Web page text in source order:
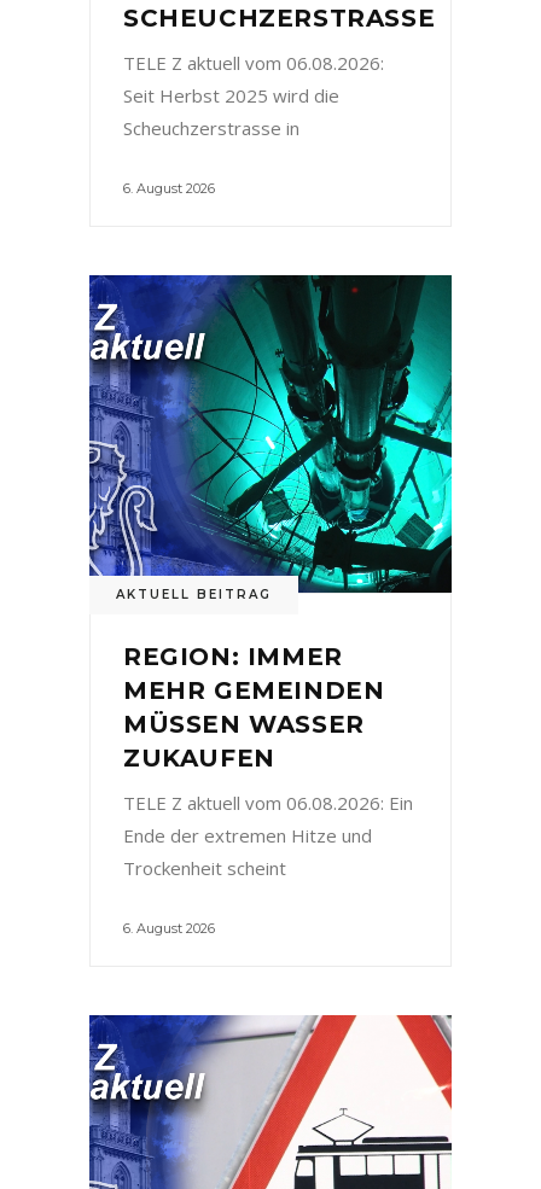
SCHEUCHZERSTRASSE
TELE Z aktuell vom 06.08.2026:
Seit Herbst 2025 wird die
Scheuchzerstrasse in
6. August 2026
AKTUELL BEITRAG
REGION: IMMER
MEHR GEMEINDEN
MÜSSEN WASSER
ZUKAUFEN
TELE Z aktuell vom 06.08.2026: Ein
Ende der extremen Hitze und
Trockenheit scheint
6. August 2026